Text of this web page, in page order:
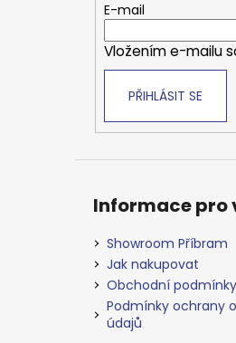
E-mail
Vložením e-mailu
PŘIHLÁSIT SE
Informace pro
Showroom Příbram
Jak nakupovat
Obchodní podmínky
Podmínky ochrany
údajů